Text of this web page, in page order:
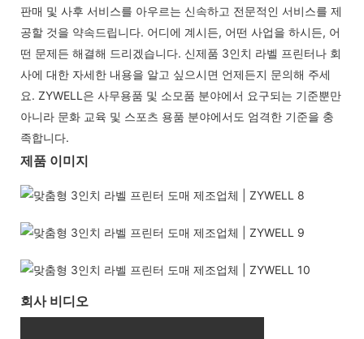
판매 및 사후 서비스를 아우르는 신속하고 전문적인 서비스를 제
공할 것을 약속드립니다. 어디에 계시든, 어떤 사업을 하시든, 어
떤 문제든 해결해 드리겠습니다. 신제품 3인치 라벨 프린터나 회
사에 대한 자세한 내용을 알고 싶으시면 언제든지 문의해 주세
요. ZYWELL은 사무용품 및 소모품 분야에서 요구되는 기준뿐만
아니라 문화 교육 및 스포츠 용품 분야에서도 엄격한 기준을 충
족합니다.
제품 이미지
회사 비디오